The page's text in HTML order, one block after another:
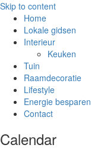
Skip to content
Home
Lokale gidsen
Interieur
Keuken
Tuin
Raamdecoratie
Lifestyle
Energie besparen
Contact
Calendar